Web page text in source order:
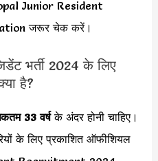
Junior Resident
जरूर चेक करें।
भर्ती 2024 के लिए
है?
33 वर्षके अंदर होनी चाहिए।
के लिए प्रकाशित ऑफीशियल